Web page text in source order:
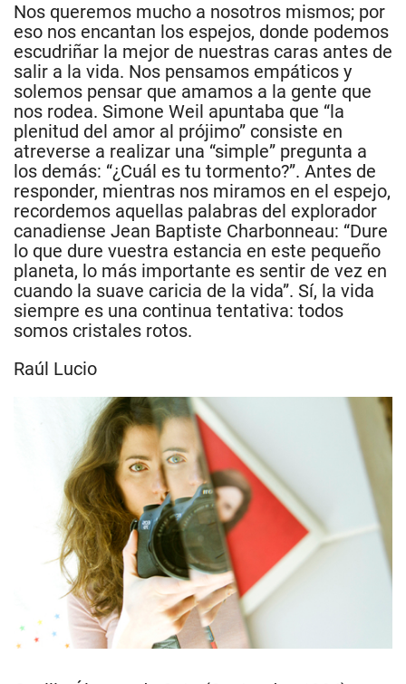
Nos queremos mucho a nosotros mismos; por
eso nos encantan los espejos, donde podemos
escudriñar la mejor de nuestras caras antes de
salir a la vida. Nos pensamos empáticos y
solemos pensar que amamos a la gente que
nos rodea. Simone Weil apuntaba que “la
plenitud del amor al prójimo” consiste en
atreverse a realizar una “simple” pregunta a
los demás: “¿Cuál es tu tormento?”. Antes de
responder, mientras nos miramos en el espejo,
recordemos aquellas palabras del explorador
canadiense Jean Baptiste Charbonneau: “Dure
lo que dure vuestra estancia en este pequeño
planeta, lo más importante es sentir de vez en
cuando la suave caricia de la vida”. Sí, la vida
siempre es una continua tentativa: todos
somos cristales rotos.
Raúl Lucio